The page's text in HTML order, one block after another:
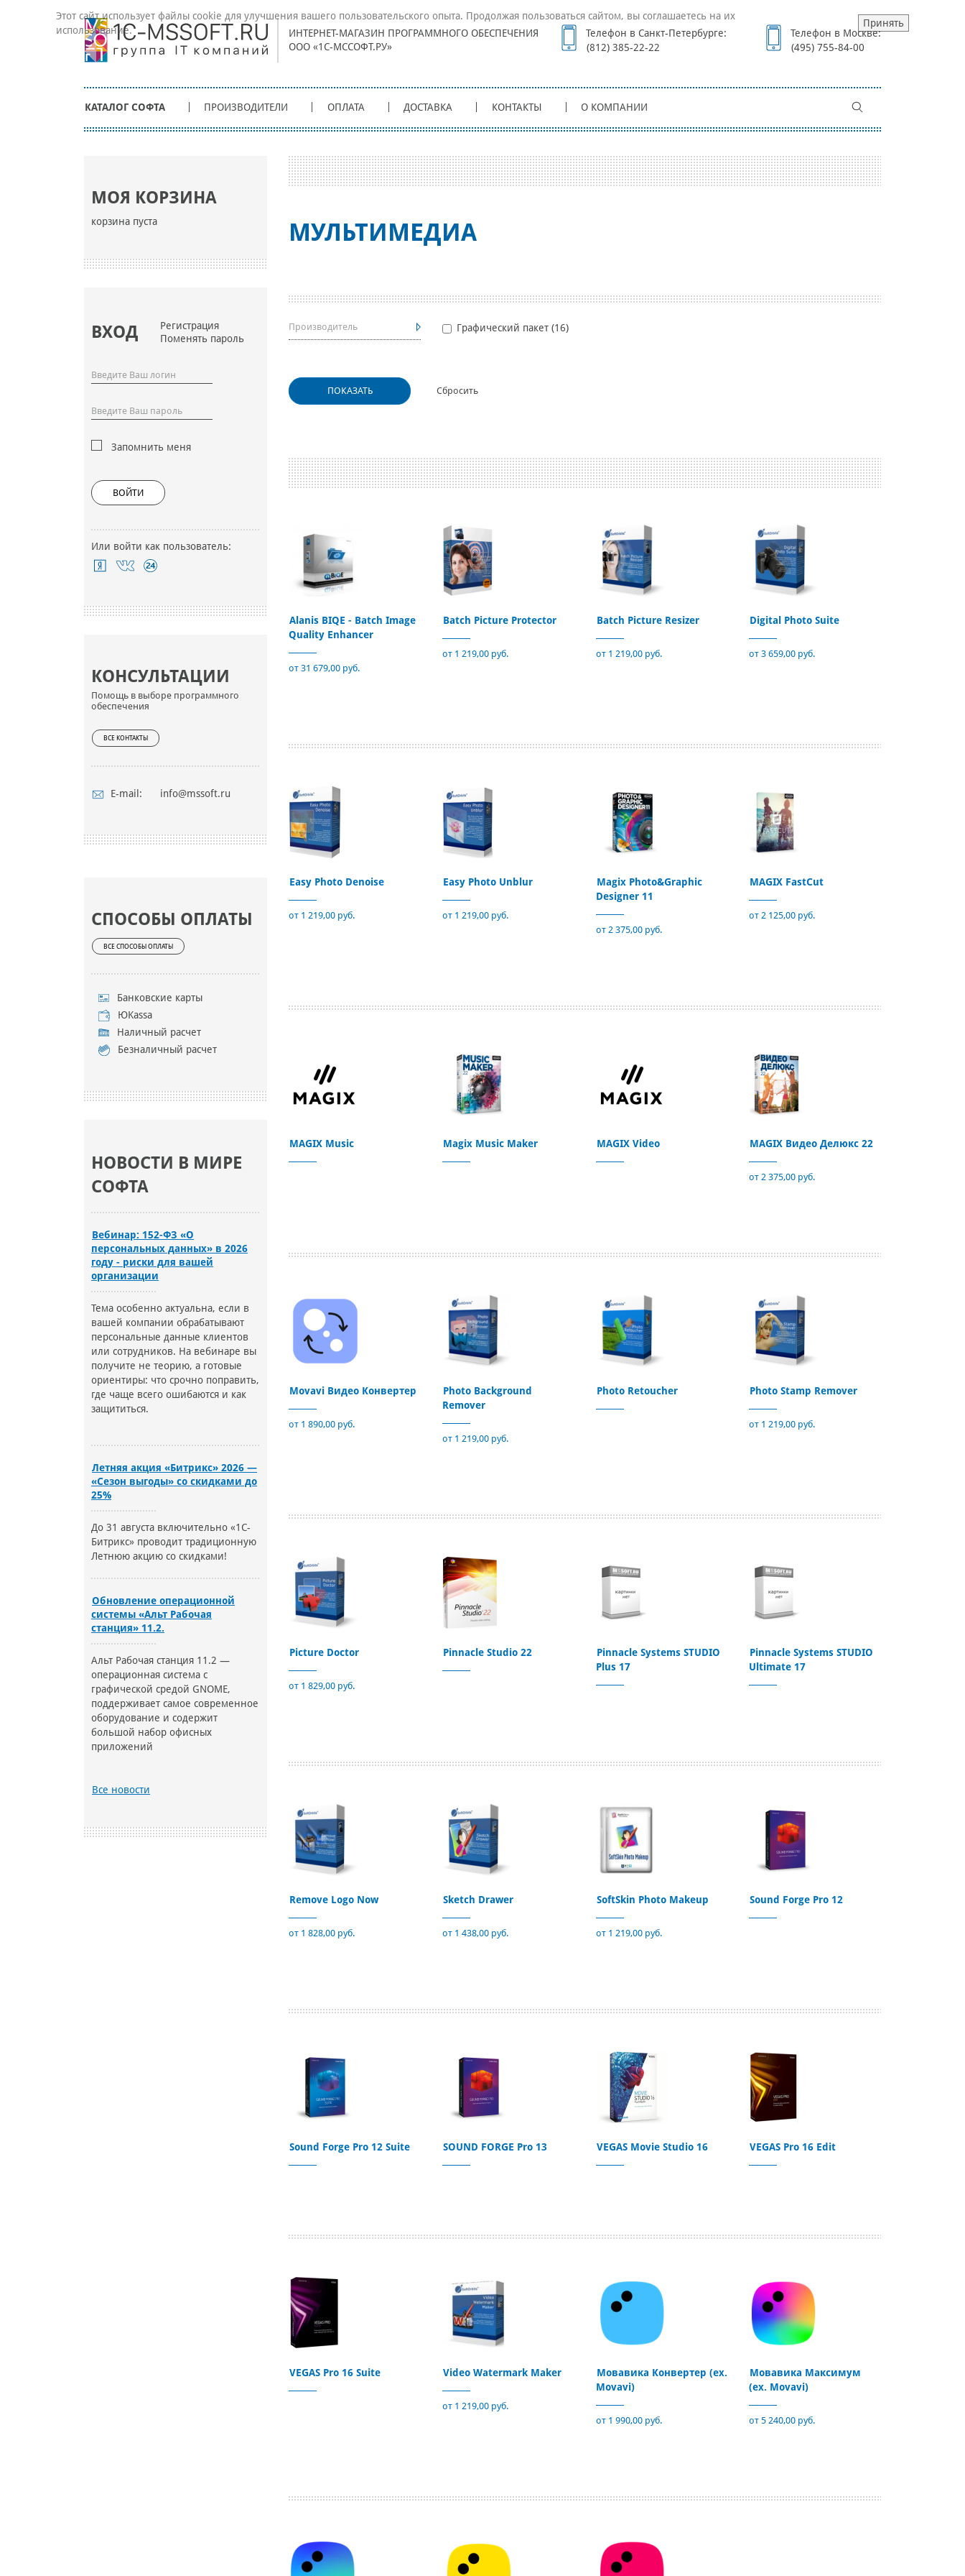
ИНТЕРНЕТ-МАГАЗИН ПРОГРАММНОГО ОБЕСПЕЧЕНИЯ
ООО «1С-МССОФТ.РУ»
Телефон в Санкт-Петербурге:
(812) 385-22-22
Телефон в Москве:
(495) 755-84-00
КАТАЛОГ СОФТА ПРОИЗВОДИТЕЛИ ОПЛАТА ДОСТАВКА КОНТАКТЫ О КОМПАНИИ
МОЯ КОРЗИНА
корзина пуста
ВХОД
Регистрация
Поменять пароль
Запомнить меня
ВОЙТИ
Или войти как пользователь:
КОНСУЛЬТАЦИИ
Помощь в выборе программного
обеспечения
ВСЕ КОНТАКТЫ
E-mail: info@mssoft.ru
СПОСОБЫ ОПЛАТЫ
ВСЕ СПОСОБЫ ОПЛАТЫ
Банковские карты
ЮKassa
Наличный расчет
Безналичный расчет
НОВОСТИ В МИРЕ
СОФТА
Вебинар: 152-ФЗ «О
персональных данных» в 2026
году - риски для вашей
организации
Тема особенно актуальна, если в
вашей компании обрабатывают
персональные данные клиентов
или сотрудников. На вебинаре вы
получите не теорию, а готовые
ориентиры: что срочно поправить,
где чаще всего ошибаются и как
защититься.
Летняя акция «Битрикс» 2026 —
«Сезон выгоды» со скидками до
25%
До 31 августа включительно «1С-
Битрикс» проводит традиционную
Летнюю акцию со скидками!
Обновление операционной
системы «Альт Рабочая
станция» 11.2.
Альт Рабочая станция 11.2 —
операционная система с
графической средой GNOME,
поддерживает самое современное
оборудование и содержит
большой набор офисных
приложений
Все новости
МУЛЬТИМЕДИА
Производитель Графический пакет (16)
Alanis BIQE - Batch Image
Quality Enhancer
от 31 679,00 руб.
Batch Picture Protector
от 1 219,00 руб.
Batch Picture Resizer
от 1 219,00 руб.
Digital Photo Suite
от 3 659,00 руб.
Easy Photo Denoise
от 1 219,00 руб.
Easy Photo Unblur
от 1 219,00 руб.
Magix Photo&Graphic
Designer 11
от 2 375,00 руб.
MAGIX FastCut
от 2 125,00 руб.
MAGIX Music Magix Music Maker MAGIX Video MAGIX Видео Делюкс 22
от 2 375,00 руб.
Movavi Видео Конвертер
от 1 890,00 руб.
Photo Background
Remover
от 1 219,00 руб.
Photo Retoucher Photo Stamp Remover
от 1 219,00 руб.
Picture Doctor
от 1 829,00 руб.
Pinnacle Studio 22
Pinnacle Systems STUDIO
Plus 17
Pinnacle Systems STUDIO
Ultimate 17
Remove Logo Now
от 1 828,00 руб.
Sketch Drawer
от 1 438,00 руб.
SoftSkin Photo Makeup
от 1 219,00 руб.
Sound Forge Pro 12
Sound Forge Pro 12 Suite SOUND FORGE Pro 13 VEGAS Movie Studio 16 VEGAS Pro 16 Edit
VEGAS Pro 16 Suite Video Watermark Maker
от 1 219,00 руб.
Мовавика Конвертер (ex.
Movavi)
от 1 990,00 руб.
Мовавика Максимум
(ex. Movavi)
от 5 240,00 руб.
Этот сайт использует файлы cookie для улучшения вашего пользовательского опыта. Продолжая пользоваться сайтом, вы соглашаетесь на их
использование.
Принять